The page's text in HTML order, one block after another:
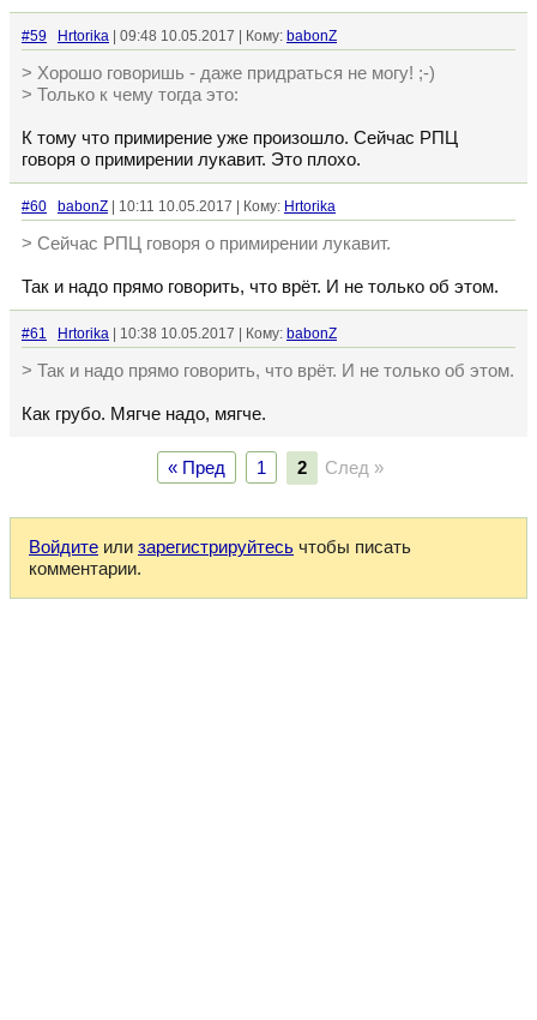
#59 Hrtorika | 09:48 10.05.2017 | Кому: babonZ
> Хорошо говоришь - даже придраться не могу! ;-)
> Только к чему тогда это:
К тому что примирение уже произошло. Сейчас РПЦ
говоря о примирении лукавит. Это плохо.
#60 babonZ | 10:11 10.05.2017 | Кому: Hrtorika
> Сейчас РПЦ говоря о примирении лукавит.
Так и надо прямо говорить, что врёт. И не только об этом.
#61 Hrtorika | 10:38 10.05.2017 | Кому: babonZ
> Так и надо прямо говорить, что врёт. И не только об этом.
Как грубо. Мягче надо, мягче.
« Пред 1 2 След »
Войдите или зарегистрируйтесь чтобы писать
комментарии.